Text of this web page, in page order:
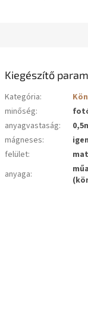
Kiegészítő
Kategória:
minőség:
anyagvastaság:
mágneses:
felület:
anyaga: